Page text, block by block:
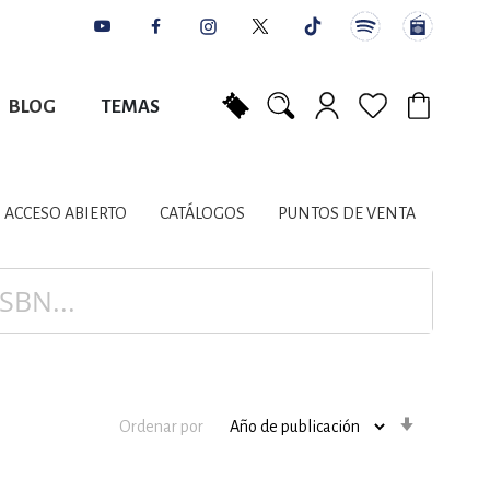
BLOG TEMAS
LITERARIOS
PLANIFICACIÓN
ACCESO ABIERTO CATÁLOGOS PUNTOS DE VENTA
Ordenar por